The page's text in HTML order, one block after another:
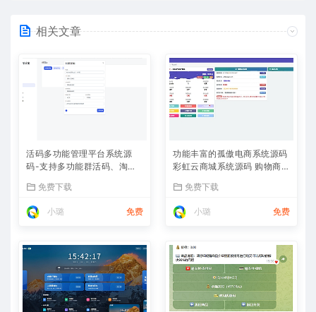
相关文章
活码多功能管理平台系统源
码-支持多功能群活码、淘宝
址等免费下载
小璐 免费
功能丰富的孤傲电商系统源码
彩虹云商城系统源码 购物商场
免费下载
小璐 免费